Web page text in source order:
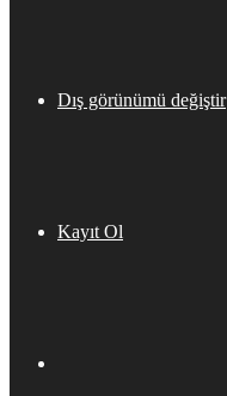
Dış görünümü değiştir
Kayıt Ol